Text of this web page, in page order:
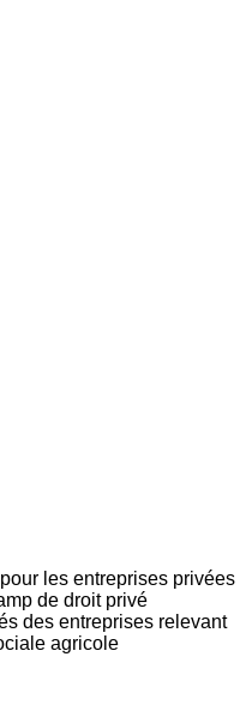
les entreprises privées
de droit privé
des entreprises relevant
agricole